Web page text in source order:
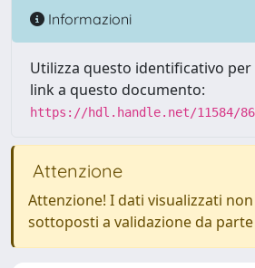
Informazioni
Utilizza questo identificativo
link a questo documento:
https://hdl.handle.net/11584/
Attenzione
Attenzione! I dati visualizzati
sottoposti a validazione da